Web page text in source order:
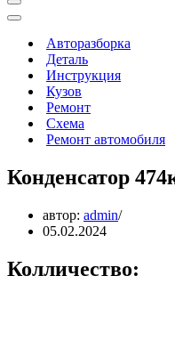
Меню
навигации
Меню
навигацииАвторазборка
Деталь
Инструкция
Кузов
Ремонт
Схема
Ремонт автомобиля
Конденсатор
автор: admin
05.02.2024
Колличество: